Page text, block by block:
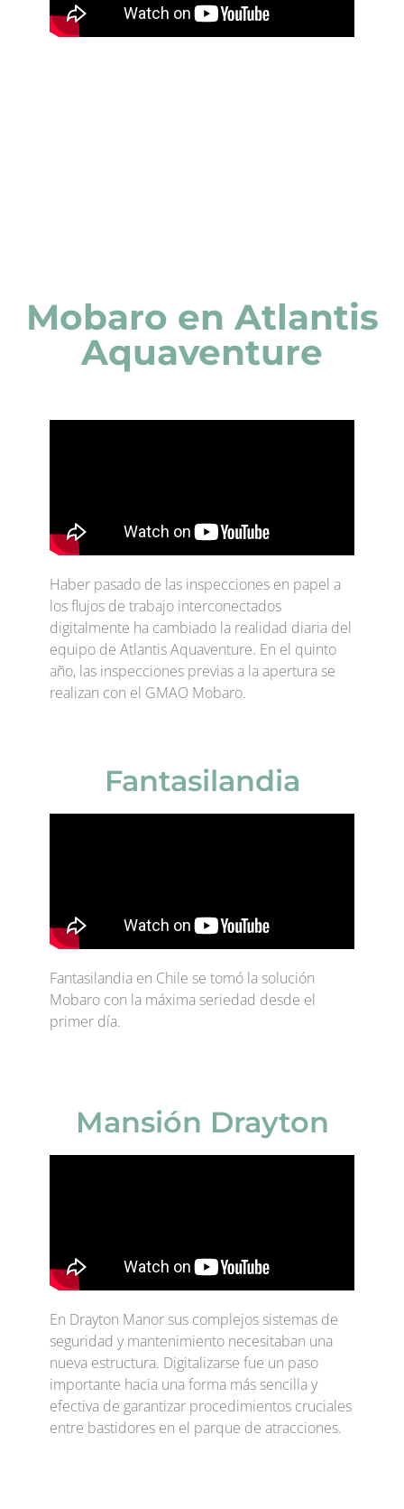
Mobaro en Atlantis
Aquaventure
Haber pasado de las inspecciones en papel a
los flujos de trabajo interconectados
digitalmente ha cambiado la realidad diaria del
equipo de Atlantis Aquaventure. En el quinto
año, las inspecciones previas a la apertura se
realizan con el GMAO Mobaro.
Fantasilandia
Fantasilandia en Chile se tomó la solución
Mobaro con la máxima seriedad desde el
primer día.
Mansión Drayton
En Drayton Manor sus complejos sistemas de
seguridad y mantenimiento necesitaban una
nueva estructura. Digitalizarse fue un paso
importante hacia una forma más sencilla y
efectiva de garantizar procedimientos cruciales
entre bastidores en el parque de atracciones.